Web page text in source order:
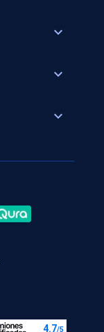
expand_more
expand_more
expand_more